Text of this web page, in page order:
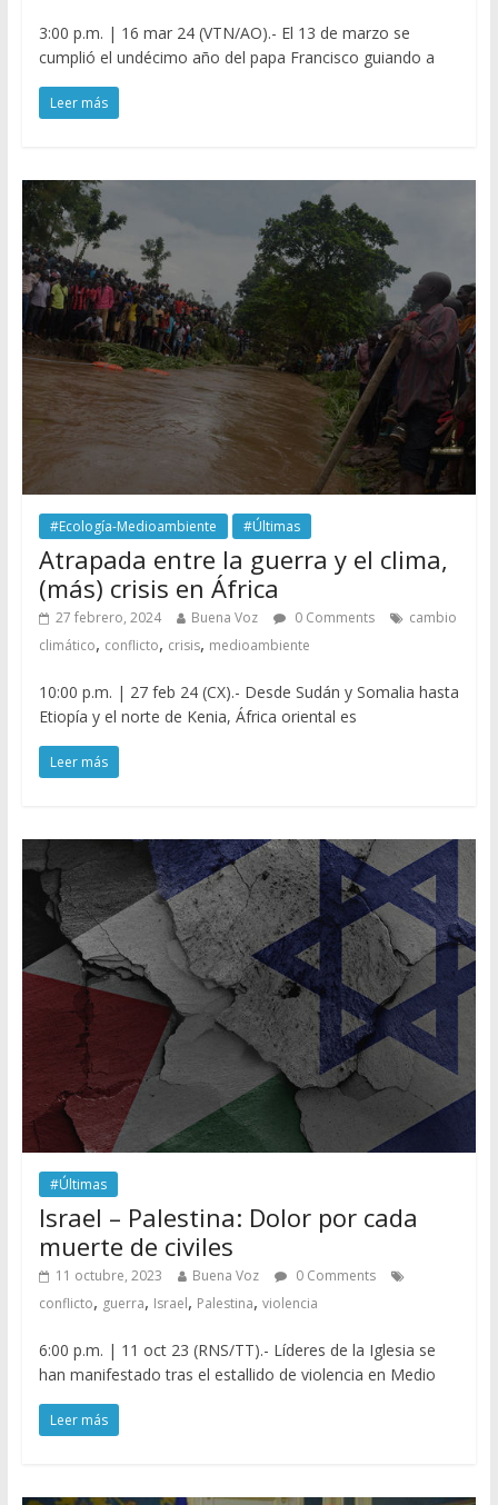
3:00 p.m. | 16 mar 24 (VTN/AO).- El 13 de marzo se
cumplió el undécimo año del papa Francisco guiando a
Leer más
#Ecología-Medioambiente #Últimas
Atrapada entre la guerra y el clima,
(más) crisis en África
27 febrero, 2024 Buena Voz 0 Comments
cambio
climático, conflicto, crisis, medioambiente
10:00 p.m. | 27 feb 24 (CX).- Desde Sudán y Somalia hasta
Etiopía y el norte de Kenia, África oriental es
Leer más
#Últimas
Israel – Palestina: Dolor por cada
muerte de civiles
11 octubre, 2023 Buena Voz
0 Comments
conflicto, guerra, Israel, Palestina, violencia
6:00 p.m. | 11 oct 23 (RNS/TT).- Líderes de la Iglesia se
han manifestado tras el estallido de violencia en Medio
Leer más